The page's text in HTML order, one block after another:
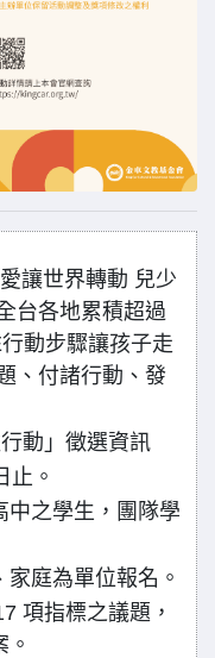
讓世界轉動 兒少
台各地累積超過
動步驟讓孩子走
、付諸行動、發
動」徵選資訊
止。
中之學生，團隊學
庭為單位報名。
項指標之議題，